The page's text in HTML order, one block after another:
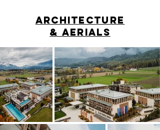
Architecture
& Aerials